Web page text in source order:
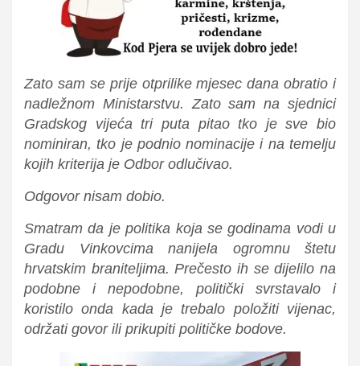
Zato sam se prije otprilike mjesec dana obratio i
nadležnom Ministarstvu. Zato sam na sjednici
Gradskog vijeća tri puta pitao tko je sve bio
nominiran, tko je podnio nominacije i na temelju
kojih kriterija je Odbor odlučivao.
Odgovor nisam dobio.
Smatram da je politika koja se godinama vodi u
Gradu Vinkovcima nanijela ogromnu štetu
hrvatskim braniteljima. Prečesto ih se dijelilo na
podobne i nepodobne, politički svrstavalo i
koristilo onda kada je trebalo položiti vijenac,
održati govor ili prikupiti političke bodove.